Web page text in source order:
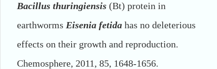
Bacillus thuringiensis (Bt) protein in
earthworms Eisenia fetida has no deleterious
effects on their growth and reproduction.
Chemosphere, 2011, 85, 1648-1656.